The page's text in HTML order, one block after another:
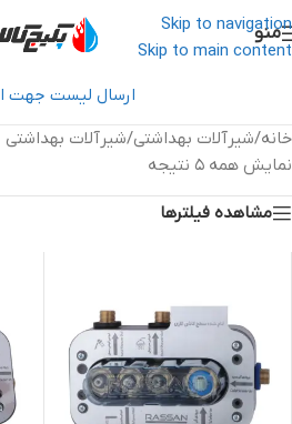
Skip to navigation
Skip to main content
منو
ارسال لیست جهت
خانه/شیرآلات بهداشتی/شیرآلات بهداشتی
نمایش همه 5 نتیجه
مشاهده فیلترها